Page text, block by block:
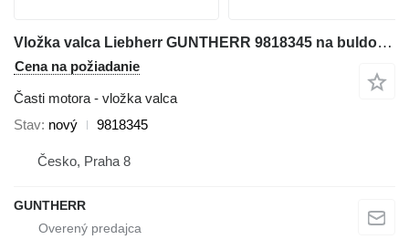
Vložka valca Liebherr GUNTHERR 9818345 na buldozéra Liebherr PR764 PR766
Cena na požiadanie
Časti motora - vložka valca
Stav nový 9818345
Česko, Praha 8
GUNTHERR